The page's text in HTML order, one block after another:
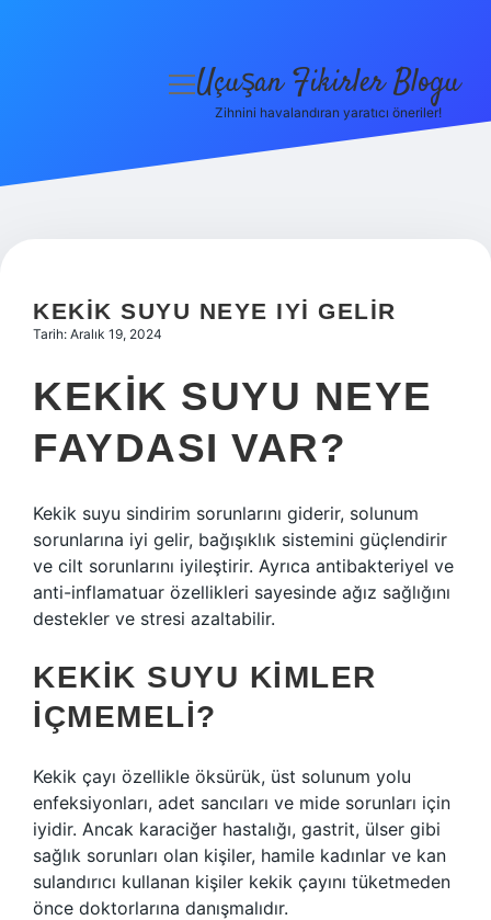
Hakkımızda
menüyü
Uçuşan Fikirler Blogu
Zihnini havalandıran yaratıcı öneriler!
KEKIK SUYU NEYE IYI GELIR
Tarih: Aralık 19, 2024
KEKIK SUYU NEYE
FAYDASI VAR?
Kekik suyu sindirim sorunlarını giderir, solunum
sorunlarına iyi gelir, bağışıklık sistemini güçlendirir
ve cilt sorunlarını iyileştirir. Ayrıca antibakteriyel ve
anti-inflamatuar özellikleri sayesinde ağız sağlığını
destekler ve stresi azaltabilir.
KEKIK SUYU KIMLER
IÇMEMELI?
Kekik çayı özellikle öksürük, üst solunum yolu
enfeksiyonları, adet sancıları ve mide sorunları için
iyidir. Ancak karaciğer hastalığı, gastrit, ülser gibi
sağlık sorunları olan kişiler, hamile kadınlar ve kan
sulandırıcı kullanan kişiler kekik çayını tüketmeden
önce doktorlarına danışmalıdır.